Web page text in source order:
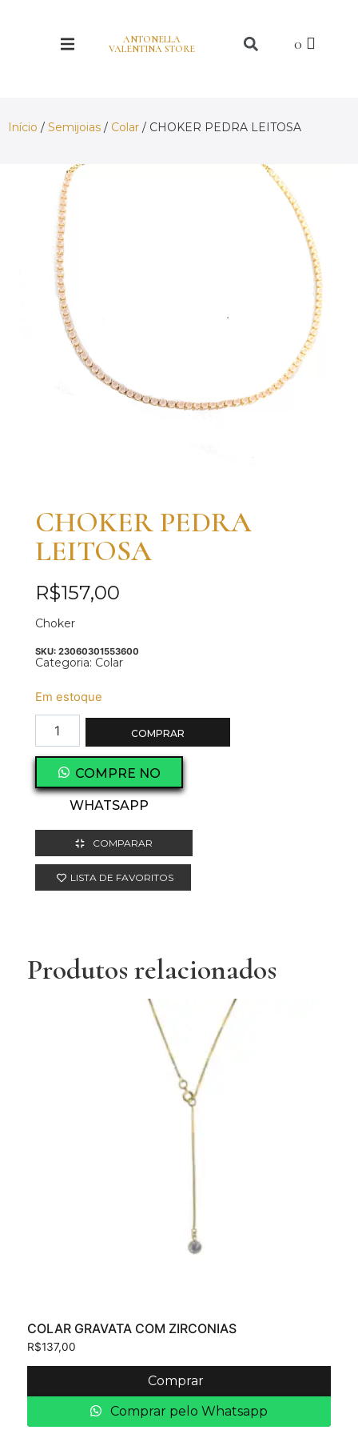
ANTONELLA
VALENTINA STORE
Início / Semijoias / Colar / CHOKER PEDRA LEITOSA
CHOKER PEDRA
LEITOSA
R$157,00
Choker
SKU: 23060301553600
Categoria: Colar
Em estoque
COMPRAR
COMPRE NO
WHATSAPP
COMPARAR
LISTA DE FAVORITOS
Produtos relacionados
COLAR GRAVATA COM ZIRCONIAS
R$137,00
Comprar
Comprar pelo Whatsapp